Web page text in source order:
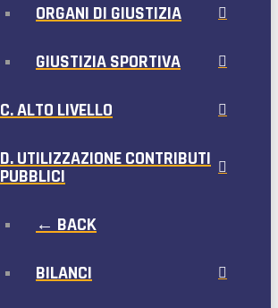
ORGANI DI GIUSTIZIA
GIUSTIZIA SPORTIVA
C. ALTO LIVELLO
D. UTILIZZAZIONE CONTRIBUTI
PUBBLICI
← BACK
BILANCI